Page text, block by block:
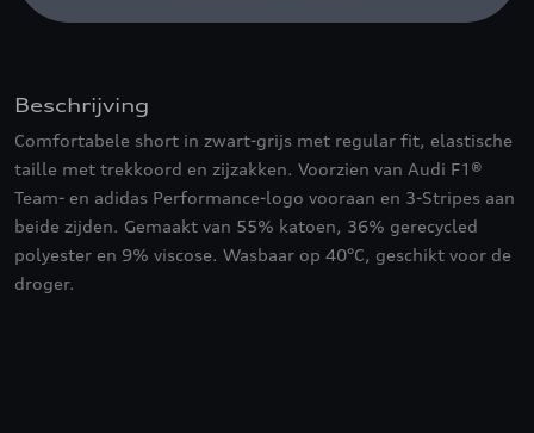
Beschrijving
Comfortabele short in zwart-grijs met regular fit, elastische
taille met trekkoord en zijzakken. Voorzien van Audi F1®
Team- en adidas Performance-logo vooraan en 3-Stripes aan
beide zijden. Gemaakt van 55% katoen, 36% gerecycled
polyester en 9% viscose. Wasbaar op 40°C, geschikt voor de
droger.